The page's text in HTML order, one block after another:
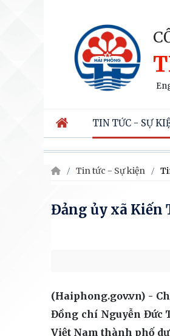
TIN TỨC - SỰ
Tin tức - Sự kiện
Đảng ủy xã Kiến
(Haiphong.gov.vn) -
Đồng chí Nguyễn Đức
Việt Nam thành phố